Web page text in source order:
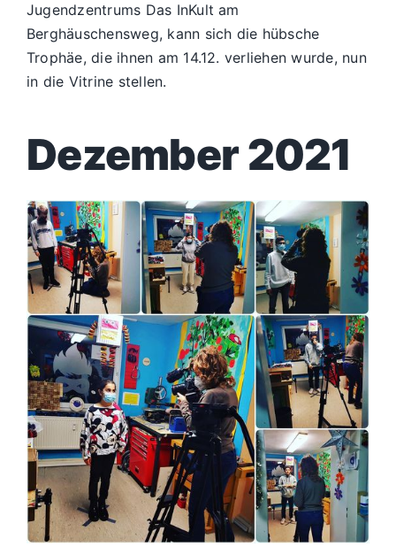
Jugendzentrums Das InKult am
Berghäuschensweg, kann sich die hübsche
Trophäe, die ihnen am 14.12. verliehen wurde, nun
in die Vitrine stellen.
Dezember 2021